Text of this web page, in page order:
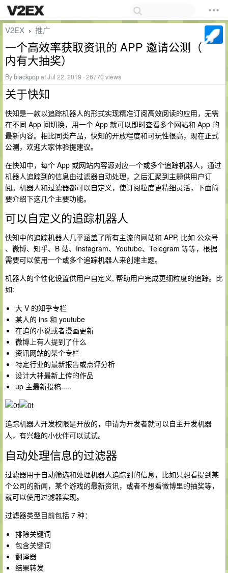
V2EX › 推广
一个高效率获取资讯的 APP 邀请公测（
内有大抽奖）
Byblackpopat Jul 22, 2019 · 26770 views
关于快知
快知是一款以追踪机器人的形式实现精准订阅高效阅读的应用，无需
在不同 App 间切换，用一个 App 就可以即时查看多个网站和 App 的
最新内容。相比同类产品，快知的开放程度和可玩性很高，现在正式
公测，欢迎大家体验提建议。
在快知中，每个 App 或网站内容源对应一个或多个追踪机器人，通过
机器人追踪到的信息由过滤器自动处理，之后汇聚到主题供用户订
阅。机器人和过滤器都可以自定义，使订阅粒度更精细灵活，下面简
要介绍下这几个主要功能。
可以自定义的追踪机器人
快知中的追踪机器人几乎涵盖了所有主流的网站和 APP, 比如 公众号
、微博、知乎、B 站、Instagram、Youtube、Telegram 等等，根据
需要可以使用一个或多个追踪机器人来创建主题。
机器人的个性化设置供用户自定义, 帮助用户完成更细粒度的追踪。比
如:
大 V 的知乎专栏
某人的 ins 和 youtube
在追的小说或者漫画更新
微博上有人提到了什么
资讯网站的某个专栏
特定行业的最新报告或点评分析
设计大神最新上传的作品
up 主最新投稿.....
追踪机器人开发权限是开放的，申请为开发者就可以自主开发机器
人，有兴趣的小伙伴可以试试。
自动处理信息的过滤器
过滤器用于自动筛选和处理机器人追踪到的信息，比如只想看提到某
个公司的新闻，某个游戏的最新资讯，或者不想看微博里的抽奖等，
就可以使用过滤器实现。
过滤器类型目前包括 7 种：
排除关键词
包含关键词
翻译器
结果转发